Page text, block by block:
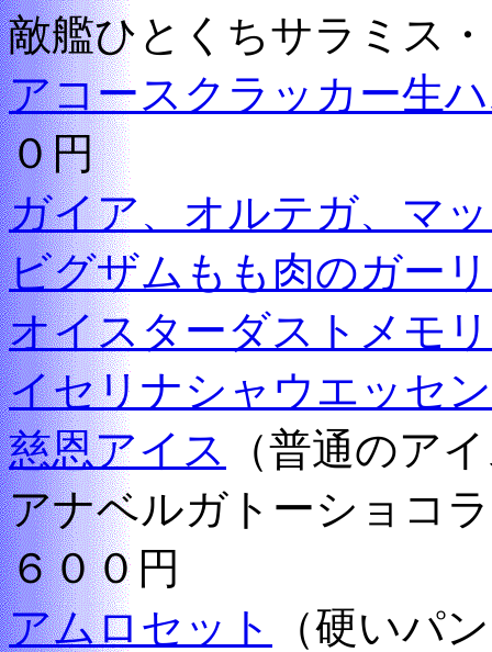
敵艦ひとくちサラミス
アコースクラッカー生
０円
ガイア、オルテガ、マ
ビグザムもも肉のガー
オイスターダストメモ
イセリナシャウエッセ
慈恩アイス
（普通のア
アナベルガトーショコ
６００円
アムロセット
（硬いパ